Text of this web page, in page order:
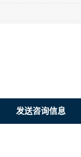
发送咨询信息